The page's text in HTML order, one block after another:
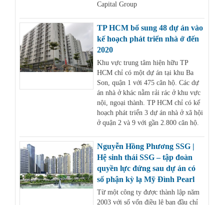
Capital Group
TP HCM bổ sung 48 dự án vào
kế hoạch phát triển nhà ở đến
2020
Khu vực trung tâm hiện hữu TP
HCM chỉ có một dự án tại khu Ba
Son, quận 1 với 475 căn hộ. Các dự
án nhà ở khác nằm rải rác ở khu vực
nội, ngoại thành. TP HCM chỉ có kế
hoạch phát triển 3 dự án nhà ở xã hội
ở quận 2 và 9 với gần 2.800 căn hộ.
Nguyễn Hồng Phương SSG |
Hệ sinh thái SSG – tập đoàn
quyền lực đứng sau dự án có
số phận kỳ lạ Mỹ Đình Pearl
Từ một công ty được thành lập năm
2003 với số vốn điều lệ ban đầu chỉ